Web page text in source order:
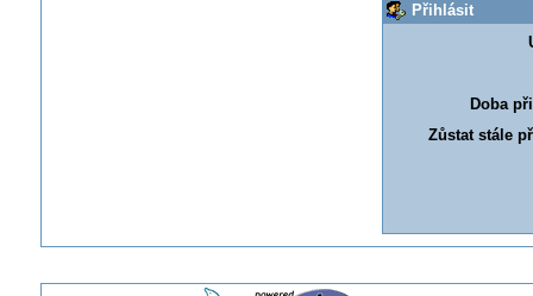
Přihlásit
Doba
Zůstat stále